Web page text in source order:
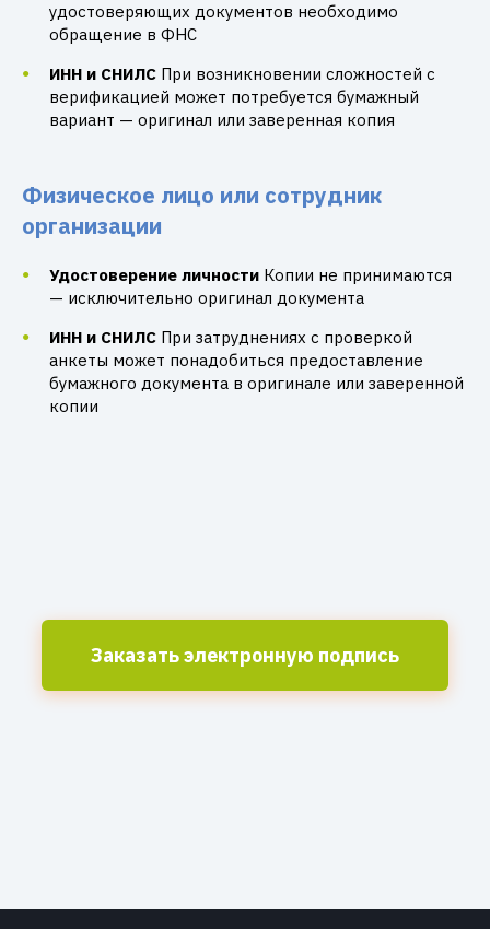
удостоверяющих документов необходимо
обращение в ФНС
ИНН и СНИЛС При возникновении сложностей с
верификацией может потребуется бумажный
вариант — оригинал или заверенная копия
Физическое лицо или сотрудник
организации
Удостоверение личности Копии не принимаются
— исключительно оригинал документа
ИНН и СНИЛС При затруднениях с проверкой
анкеты может понадобиться предоставление
бумажного документа в оригинале или заверенной
копии
Заказать электронную подпись